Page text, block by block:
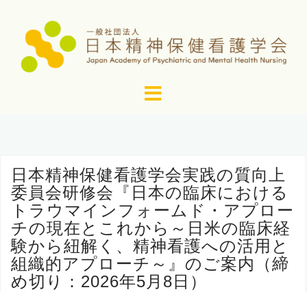
日本精神保健看護学会実践の質向上
委員会研修会『日本の臨床における
トラウマインフォームド・アプロー
チの現在とこれから～日米の臨床経
験から紐解く、精神看護への活用と
組織的アプローチ～』のご案内（締
め切り：2026年5月8日）